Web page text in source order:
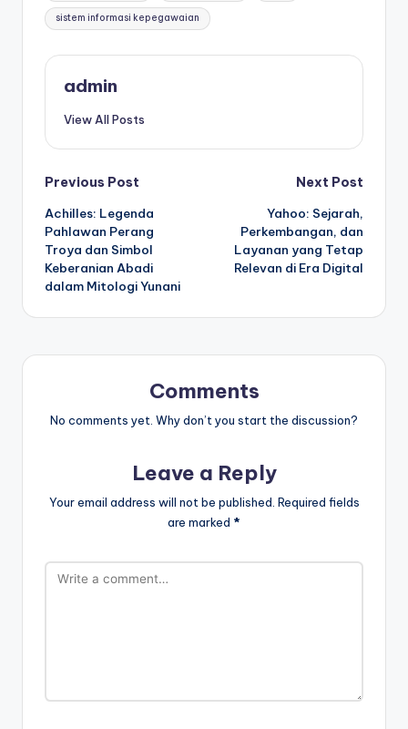
sistem informasi kepegawaian
admin
View All Posts
Post
navigation
Previous Post
Achilles: Legenda
Pahlawan Perang
Troya dan Simbol
Keberanian Abadi
dalam Mitologi Yunani
Next Post
Yahoo: Sejarah,
Perkembangan, dan
Layanan yang Tetap
Relevan di Era Digital
Comments
No comments yet. Why don’t you start the discussion?
Leave a Reply
Your email address will not be published. Required fields
are marked *